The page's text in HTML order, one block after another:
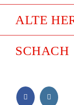
ALTE
SCHACH